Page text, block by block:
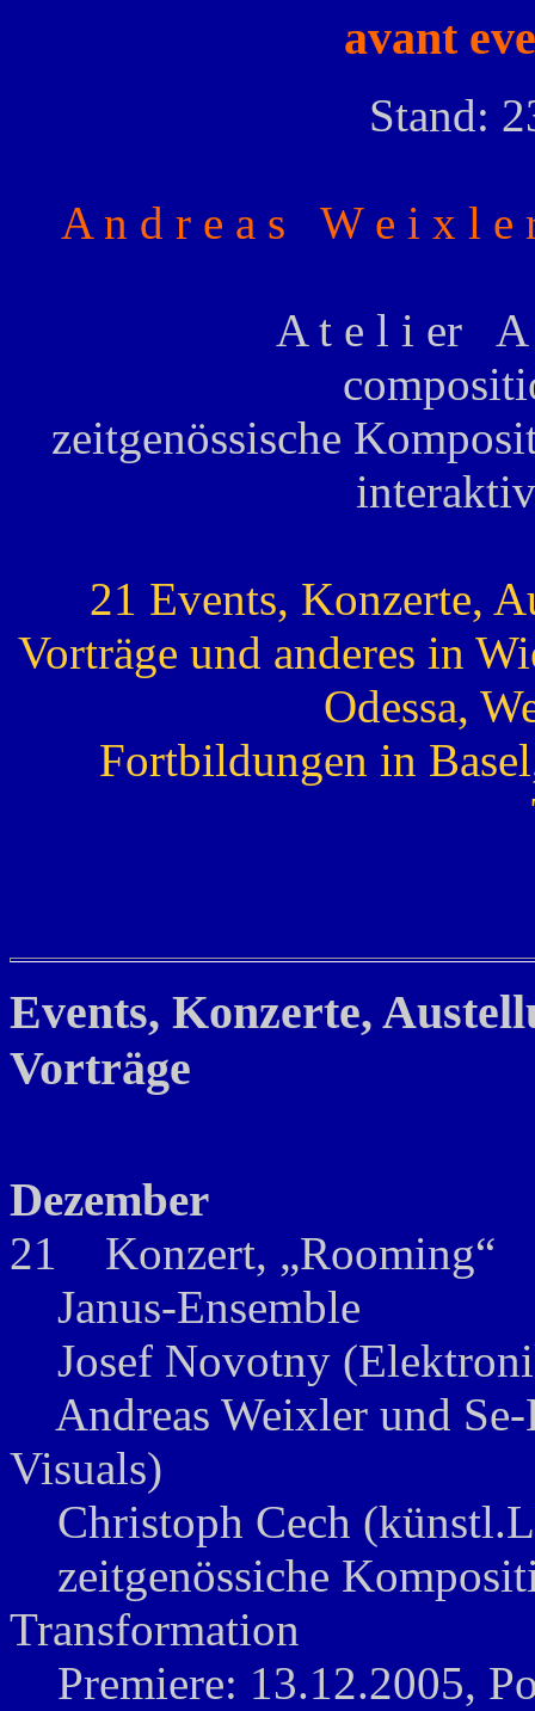
avant
Stand:
A n d r e a s W e i x l
A t e l i er A
zeitgenössische
21 Events, Konzerte,
Vorträge und anderes in
Odessa,
Fortbildungen in
Events, Konzerte,
Vorträge
Dezember
21 Konzert, „Rooming“
Janus-Ensemble
Josef Novotny
Andreas Weixler und
Visuals)
Christoph Cech
zeitgenössiche
Transformation
Premiere: 13.12.2005,